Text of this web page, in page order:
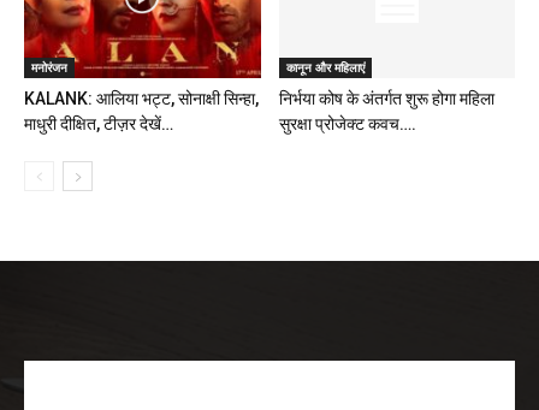
मनोरंजन
KALANK: आलिया भट्ट, सोनाक्षी सिन्हा,
माधुरी दीक्षित, टीज़र देखें…
कानून और महिलाएं
निर्भया कोष के अंतर्गत शुरू होगा महिला
सुरक्षा प्रोजेक्ट कवच….